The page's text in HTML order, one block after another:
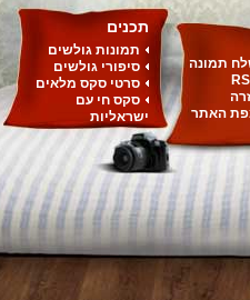
תמונה
האתר
תכנים
תמונות גולשים
סיפורי גולשים
סרטי סקס מלאים
סקס חי עם
ישראליות